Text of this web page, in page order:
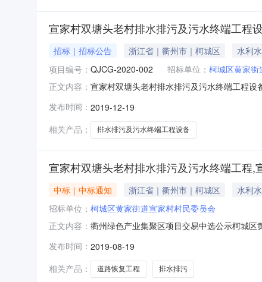
宣家村双塘头老村排水排污及污水终端工程
招标｜招标公告 浙江省｜衢州市｜柯城区 水利
项目编号： QJCG-2020-002 招标单位： 柯城区黄家街
正文内容： 宣家村双塘头老村排水排污及污水终端工程
编号：QJCG—2020—002二、采购组织类型：
排污及污水终端工程设备采购1批8297
发布时间： 2019-12-19
相关产品：
排水排污及污水终端工程设备
宣家村双塘头老村排水排污及污水终端工程
中标｜中标通知 浙江省｜衢州市｜柯城区
水利
招标单位： 柯城区黄家街道宣家村村民委员会
正文内容： 衢州绿色产业集聚区项目交易中选公示柯城
止。建设单位：柯城区黄家街道宣家村村民
有
发布时间： 2019-08-19
相关产品：
道路恢复工程 排水排污